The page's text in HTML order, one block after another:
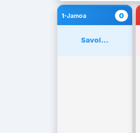
1-Jamoa 0
Savol...